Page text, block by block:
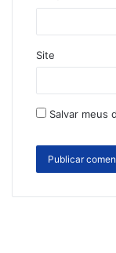
Site
Salvar meus